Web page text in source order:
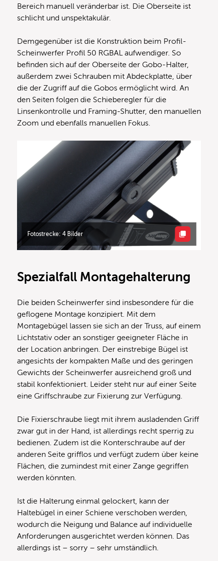
Bereich manuell veränderbar ist. Die Oberseite ist
schlicht und unspektakulär.
Demgegenüber ist die Konstruktion beim Profil-
Scheinwerfer Profil 50 RGBAL aufwendiger. So
befinden sich auf der Oberseite der Gobo-Halter,
außerdem zwei Schrauben mit Abdeckplatte, über
die der Zugriff auf die Gobos ermöglicht wird. An
den Seiten folgen die Schieberegler für die
Linsenkontrolle und Framing-Shutter, den manuellen
Zoom und ebenfalls manuellen Fokus.
Fotostrecke: 4 Bilder
Spezialfall Montagehalterung
Die beiden Scheinwerfer sind insbesondere für die
geflogene Montage konzipiert. Mit dem
Montagebügel lassen sie sich an der Truss, auf einem
Lichtstativ oder an sonstiger geeigneter Fläche in
der Location anbringen. Der einstrebige Bügel ist
angesichts der kompakten Maße und des geringen
Gewichts der Scheinwerfer ausreichend groß und
stabil konfektioniert. Leider steht nur auf einer Seite
eine Griffschraube zur Fixierung zur Verfügung.
Die Fixierschraube liegt mit ihrem ausladenden Griff
zwar gut in der Hand, ist allerdings recht sperrig zu
bedienen. Zudem ist die Konterschraube auf der
anderen Seite grifflos und verfügt zudem über keine
Flächen, die zumindest mit einer Zange gegriffen
werden könnten.
Ist die Halterung einmal gelockert, kann der
Haltebügel in einer Schiene verschoben werden,
wodurch die Neigung und Balance auf individuelle
Anforderungen ausgerichtet werden können. Das
allerdings ist – sorry – sehr umständlich.